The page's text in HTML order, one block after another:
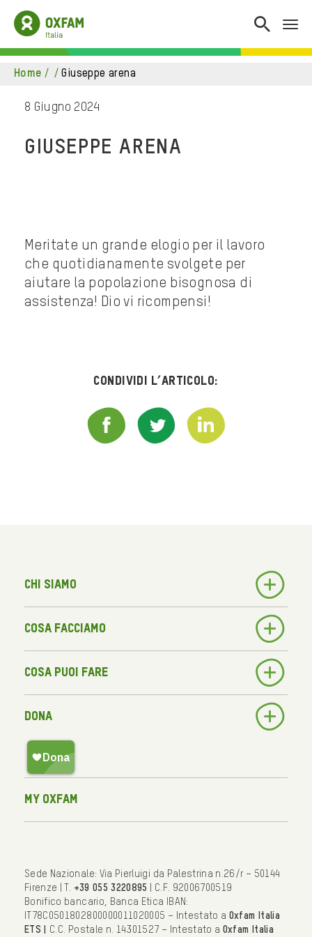
home / / giuseppe arena
8 Giugno 2024
GIUSEPPE ARENA
Meritate un grande elogio per il lavoro
che quotidianamente svolgete per
aiutare la popolazione bisognosa di
assistenza! Dio vi ricompensi!
Condividi l’articolo:
Chi siamo
Cosa facciamo
Cosa puoi fare
Dona
My Oxfam
Sede Nazionale: Via Pierluigi da Palestrina n.26/r – 50144
Firenze | T. +39 055 3220895
| C.F. 92006700519
Bonifico bancario, Banca Etica IBAN:
IT78C0501802800000011020005 – Intestato a Oxfam Italia
ETS | C.C. Postale n. 14301527 – Intestato a Oxfam Italia